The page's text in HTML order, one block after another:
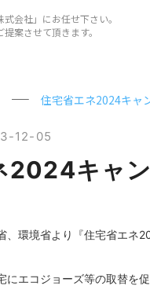
会社」にお任せ下さい。
案させて頂きます。
住宅省エネ2024キャ
12-05
2024キャ
、環境省より『住宅省エ
にエコジョーズ等の取替を